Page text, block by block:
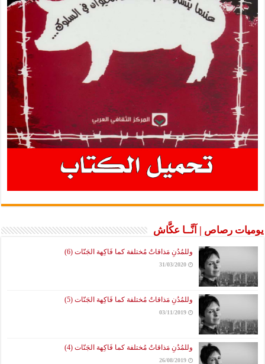
يوميات رصاص | آنَّــا عكَّاش
وللمُدُنِ مَذاقاتٌ مُختلفة كما فَاكِهة الجَنّات (6)
31/03/2020
وللمُدُنِ مَذاقاتٌ مُختلفة كما فَاكِهة الجَنّات (5)
03/11/2019
وللمُدُنِ مَذاقاتٌ مُختلفة كما فَاكِهة الجَنّات (4)
26/08/2019